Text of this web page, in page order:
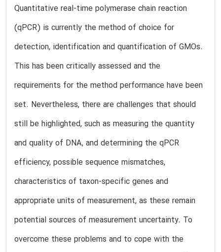
Quantitative real-time polymerase chain reaction
(qPCR) is currently the method of choice for
detection, identification and quantification of GMOs.
This has been critically assessed and the
requirements for the method performance have been
set. Nevertheless, there are challenges that should
still be highlighted, such as measuring the quantity
and quality of DNA, and determining the qPCR
efficiency, possible sequence mismatches,
characteristics of taxon-specific genes and
appropriate units of measurement, as these remain
potential sources of measurement uncertainty. To
overcome these problems and to cope with the